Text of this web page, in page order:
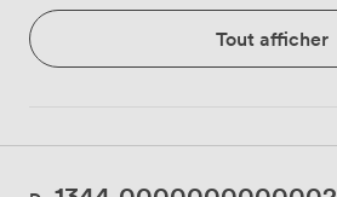
Tout afficher